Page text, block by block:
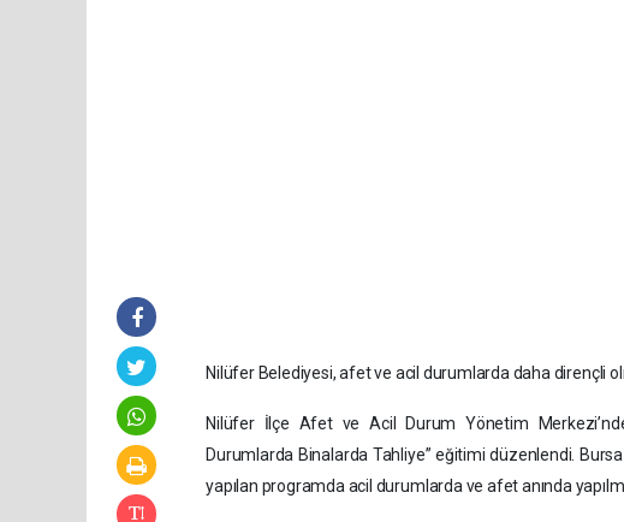
Nilüfer Belediyesi, afet ve acil durumlarda daha dirençli
Nilüfer İlçe Afet ve Acil Durum Yönetim
Durumlarda Binalarda Tahliye” eğitimi düzenlendi.
yapılan programda acil durumlarda ve afet anında